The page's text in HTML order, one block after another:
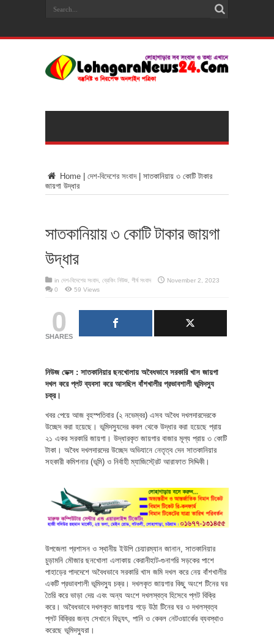
Home দেশ-বিদেশের সংবাদ
সাতকানিয়ায় ৩ কোটি টাকার
জায়গা উদ্ধার
সাতকানিয়ায় ৩ কোটি টাকার জায়গা
উদ্ধার
in দেশ-বিদেশের সংবাদ ব্রেকিং নিউজ শীর্ষ সংবাদ
November 2, 2023
0
59 Views
0
SHARES
নিউজ ডেক্স : সাতকানিয়ার ছনখোলায় অবৈধভাবে সরকারি খাস জায়গা
দখল করে প্লট ব্যবসা করে আসছিল বাঁশখালীর প্রভাবশালী ভূমিদস্যু
চক্র।
খবর পেয়ে আজ বৃহস্পতিবার (২ নভেম্বর) এসব অবৈধ দখলদারদেরকে
উচ্ছেদ করা হয়েছে। ভূমিদস্যুদের কবল থেকে উদ্ধার করা হয়েছে প্রায়
২১ একর সরকারি জায়গা। উদ্ধারকৃত জায়গার বাজার মূল্য প্রায় ৩ কোটি
টাকা। অবৈধ দখলদারদের উচ্ছেদ অভিযানে নেতৃত্ব দেন সাতকানিয়ার
সহকারী কমিশনার (ভূমি) ও নির্বাহী ম্যাজিস্ট্রেট আরাফাত সিদ্দিকী।
উপজেলা প্রশাসন ও স্থানীয় ইউপি চেয়ারম্যান জানান, সাতকানিয়ার
চুড়ামনি মৌজার ছনখোলা এলাকায় কেরানীহাট-গুনাগরি সড়কের পাশে
পাহাড়ের পাদদেশে অবৈধভাবে সরকারি খাস জমি দখল করে নেয় বাঁশখালীর
একটি প্রভাবশালী ভূমিদস্যু চক্র। দখলকৃত জায়গার কিছু অংশে টিনের ঘর
তৈরি করে ভাড়া দেয় এবং অন্য অংশে দখলস্বত্ব হিসেবে প্লট বিক্রি
করে। অবৈধভাবে দখলকৃত জায়গায় গড়ে উঠা টিনের ঘর ও দখলস্বত্ব
প্লট বিক্রির জন্য সেখানে বিদ্যুৎ, পানি ও কেবল নেটওয়ার্কের ব্যবস্থাও
করেছে ভূমিদস্যুরা।